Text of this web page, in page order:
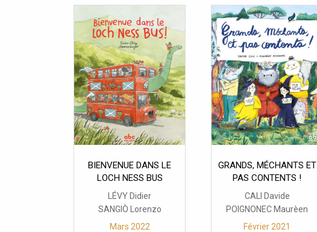
BIENVENUE DANS LE
LOCH NESS BUS
LÉVY Didier
SANGIÒ Lorenzo
Mars 2022
GRANDS, MÉCHANTS ET
PAS CONTENTS !
CALI Davide
POIGNONEC Maurèen
Février 2021